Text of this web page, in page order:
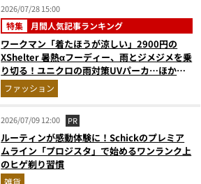
2026/07/28 15:00
特集 月間人気記事ランキング
ワークマン「着たほうが涼しい」2900円の
XShelter 暑熱αフーディー、雨とジメジメを乗
り切る！ユニクロの雨対策UVパーカ…ほか
【アウターの人気記事ランキングベスト3】
（2026年6月版）
ファッション
2026/07/09 12:00 PR
ルーティンが感動体験に！Schickのプレミア
ムライン「プロジスタ」で始めるワンランク上
のヒゲ剃り習慣